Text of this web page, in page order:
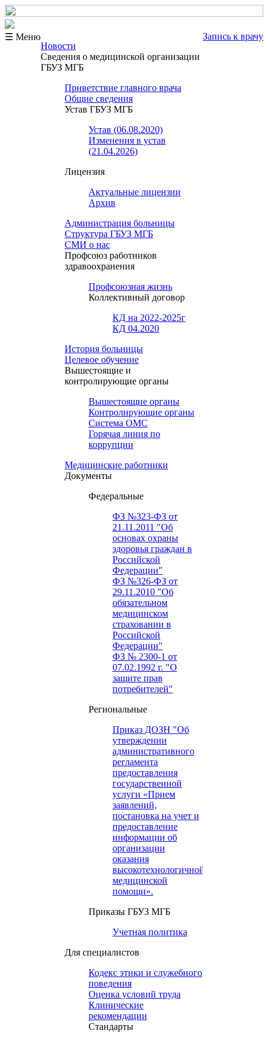
☰ Меню
Запись к врачу
Новости
Сведения о медицинской организации
ГБУЗ МГБ
Приветствие главного врача
Общие сведения
Устав ГБУЗ МГБ
Устав (06.08.2020)
Изменения в устав
(21.04.2026)
Лицензия
Актуальные лицензии
Архив
Администрация больницы
Структура ГБУЗ МГБ
СМИ о нас
Профсоюз работников
здравоохранения
Профсоюзная жизнь
Коллективный договор
КД на 2022-2025г
КД 04.2020
История больницы
Целевое обучение
Вышестоящие и
контролирующие органы
Вышестоящие органы
Контролирующие органы
Система ОМС
Горячая линия по
коррупции
Медицинские работники
Документы
Федеральные
ФЗ №323-ФЗ от
21.11.2011 "Об
основах охраны
здоровья граждан в
Российской
Федерации"
ФЗ №326-ФЗ от
29.11.2010 "Об
обязательном
медицинском
страховании в
Российской
Федерации"
ФЗ № 2300-1 от
07.02.1992 г. "О
защите прав
потребителей"
Региональные
Приказ ДОЗН "Об
утверждении
административного
регламента
предоставления
государственной
услуги «Прием
заявлений,
постановка на учет и
предоставление
информации об
организации
оказания
высокотехнологичной
медицинской
помощи».
Приказы ГБУЗ МГБ
Учетная политика
Для специалистов
Кодекс этики и служебного
поведения
Оценка условий труда
Клинические
рекомендации
Cтандарты